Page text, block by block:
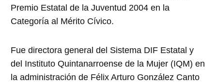
Premio Estatal de la Juventud 2004 en la
Categoría al Mérito Cívico.
Fue directora general del Sistema DIF Estatal y
del Instituto Quintanarroense de la Mujer (IQM) en
la administración de Félix Arturo González Canto